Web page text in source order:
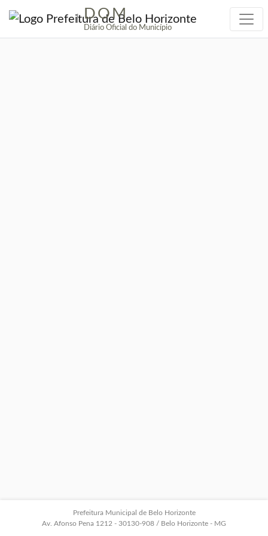
| DOM
Diário Oficial do Município
Prefeitura Municipal de Belo Horizonte
Av. Afonso Pena 1212 - 30130-908 / Belo Horizonte - MG